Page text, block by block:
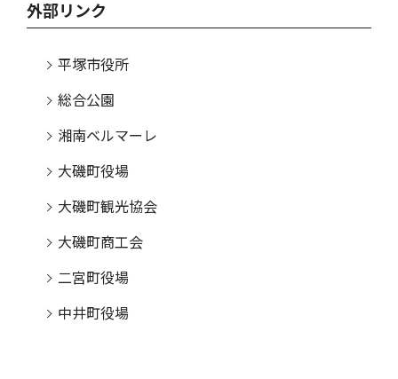
外部リンク
平塚市役所
総合公園
湘南ベルマーレ
大磯町役場
大磯町観光協会
大磯町商工会
二宮町役場
中井町役場